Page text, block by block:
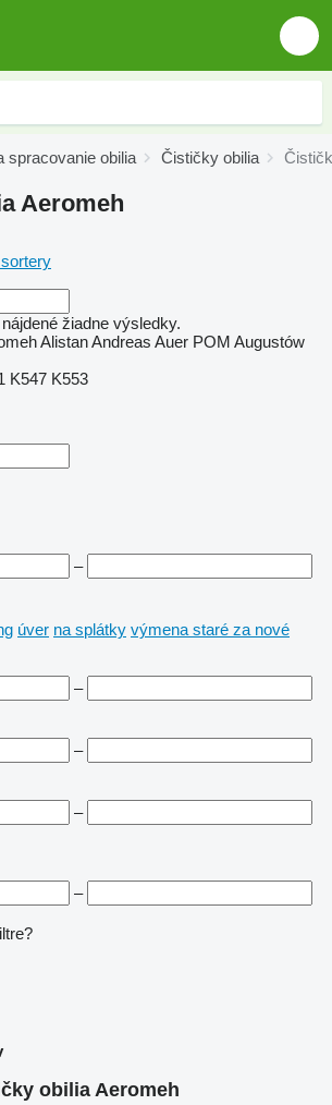
spracovanie obilia Čističky obilia
Aeromeh
žiadne výsledky.
AlistanAndreas Auer POM Augustów
K547 K553
–
úver na splátky výmena staré za nové
–
–
–
–
obilia Aeromeh